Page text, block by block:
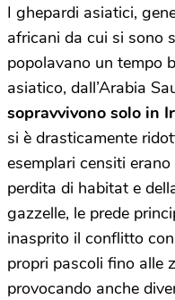
I ghepardi asiatici,
africani da cui si sono
popolavano un tempo
asiatico, dall’Arabia
sopravvivono solo in
si è drasticamente
esemplari censiti
perdita di habitat e
gazzelle, le prede
inasprito il conflitto
propri pascoli fino alle
provocando anche